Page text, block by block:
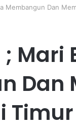
Membangun Dan
Mari
Dan
Timur